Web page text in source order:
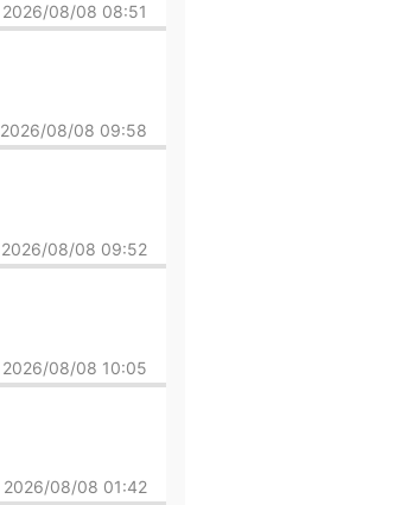
2026/08/08 08:51
2026/08/08 09:58
2026/08/08 09:52
2026/08/08 10:05
2026/08/08 01:42